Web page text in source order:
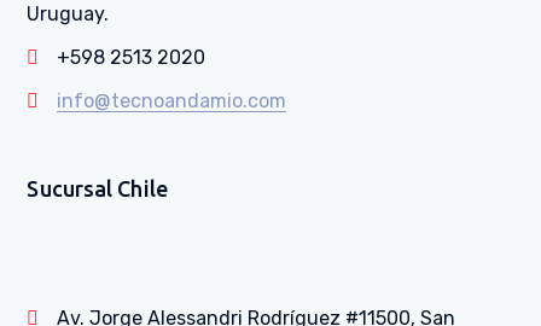
Uruguay.
+598 2513 2020
info@tecnoandamio.com
Sucursal Chile
Av. Jorge Alessandri Rodríguez #11500, San